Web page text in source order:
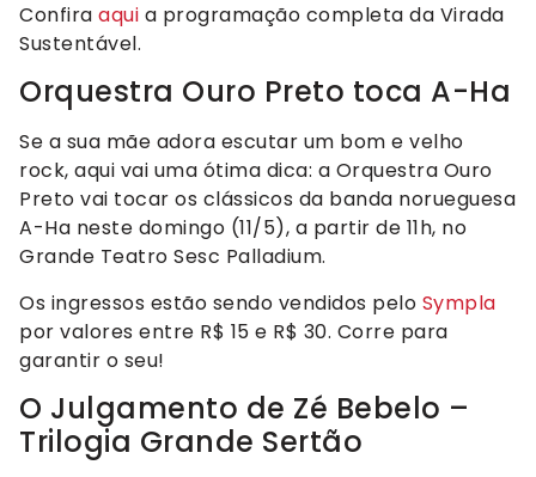
Confira aqui a programação completa da Virada
Sustentável.
Orquestra Ouro Preto toca A-Ha
Se a sua mãe adora escutar um bom e velho
rock, aqui vai uma ótima dica: a Orquestra Ouro
Preto vai tocar os clássicos da banda norueguesa
A-Ha neste domingo (11/5), a partir de 11h, no
Grande Teatro Sesc Palladium.
Os ingressos estão sendo vendidos pelo Sympla
por valores entre R$ 15 e R$ 30. Corre para
garantir o seu!
O Julgamento de Zé Bebelo –
Trilogia Grande Sertão